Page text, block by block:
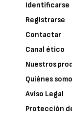
Identificarse
Registrarse
Contactar
Canal ético
Nuestros
Quiénes
Aviso Legal
Protección